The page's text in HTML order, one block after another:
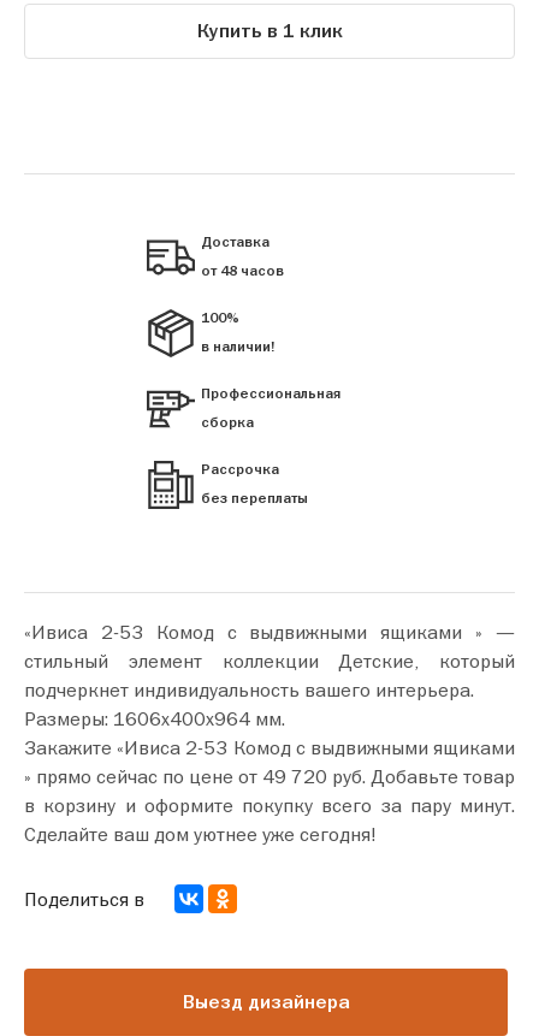
Купить в 1 клик
Доставка
от 48 часов
100%
в наличии!
Профессиональная
сборка
Рассрочка
без переплаты
«Ивиса 2-53 Комод с выдвижными ящиками » —
стильный элемент коллекции Детские, который
подчеркнет индивидуальность вашего интерьера.
Размеры: 1606х400х964 мм.
Закажите «Ивиса 2-53 Комод с выдвижными ящиками
» прямо сейчас по цене от 49 720 руб. Добавьте товар
в корзину и оформите покупку всего за пару минут.
Сделайте ваш дом уютнее уже сегодня!
Выезд дизайнера
Поделиться в